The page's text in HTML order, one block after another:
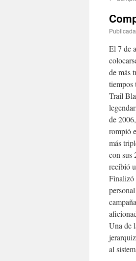
contenido
El 7 de
de más
tiempos
Trail
de
rompió
más
con sus
recibió
Finalizó
Una de
al